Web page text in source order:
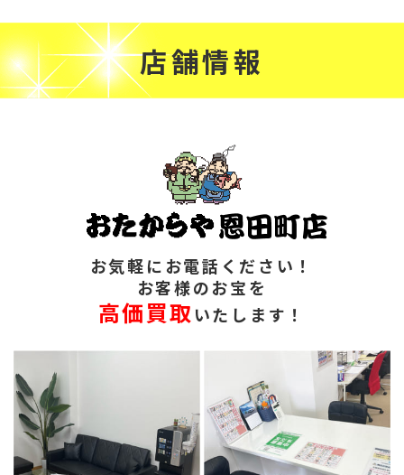
店舗情報
お気軽にお電話ください！
お客様のお宝を
高価買取 いたします！